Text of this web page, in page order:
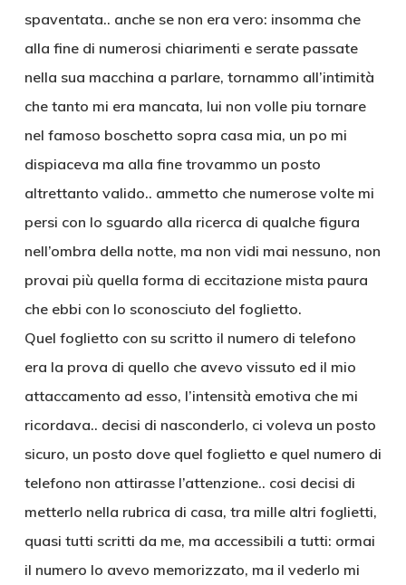
spaventata.. anche se non era vero: insomma che
alla fine di numerosi chiarimenti e serate passate
nella sua macchina a parlare, tornammo all’intimità
che tanto mi era mancata, lui non volle piu tornare
nel famoso boschetto sopra casa mia, un po mi
dispiaceva ma alla fine trovammo un posto
altrettanto valido.. ammetto che numerose volte mi
persi con lo sguardo alla ricerca di qualche figura
nell’ombra della notte, ma non vidi mai nessuno, non
provai più quella forma di eccitazione mista paura
che ebbi con lo sconosciuto del foglietto.
Quel foglietto con su scritto il numero di telefono
era la prova di quello che avevo vissuto ed il mio
attaccamento ad esso, l’intensità emotiva che mi
ricordava.. decisi di nasconderlo, ci voleva un posto
sicuro, un posto dove quel foglietto e quel numero di
telefono non attirasse l’attenzione.. cosi decisi di
metterlo nella rubrica di casa, tra mille altri foglietti,
quasi tutti scritti da me, ma accessibili a tutti: ormai
il numero lo avevo memorizzato, ma il vederlo mi